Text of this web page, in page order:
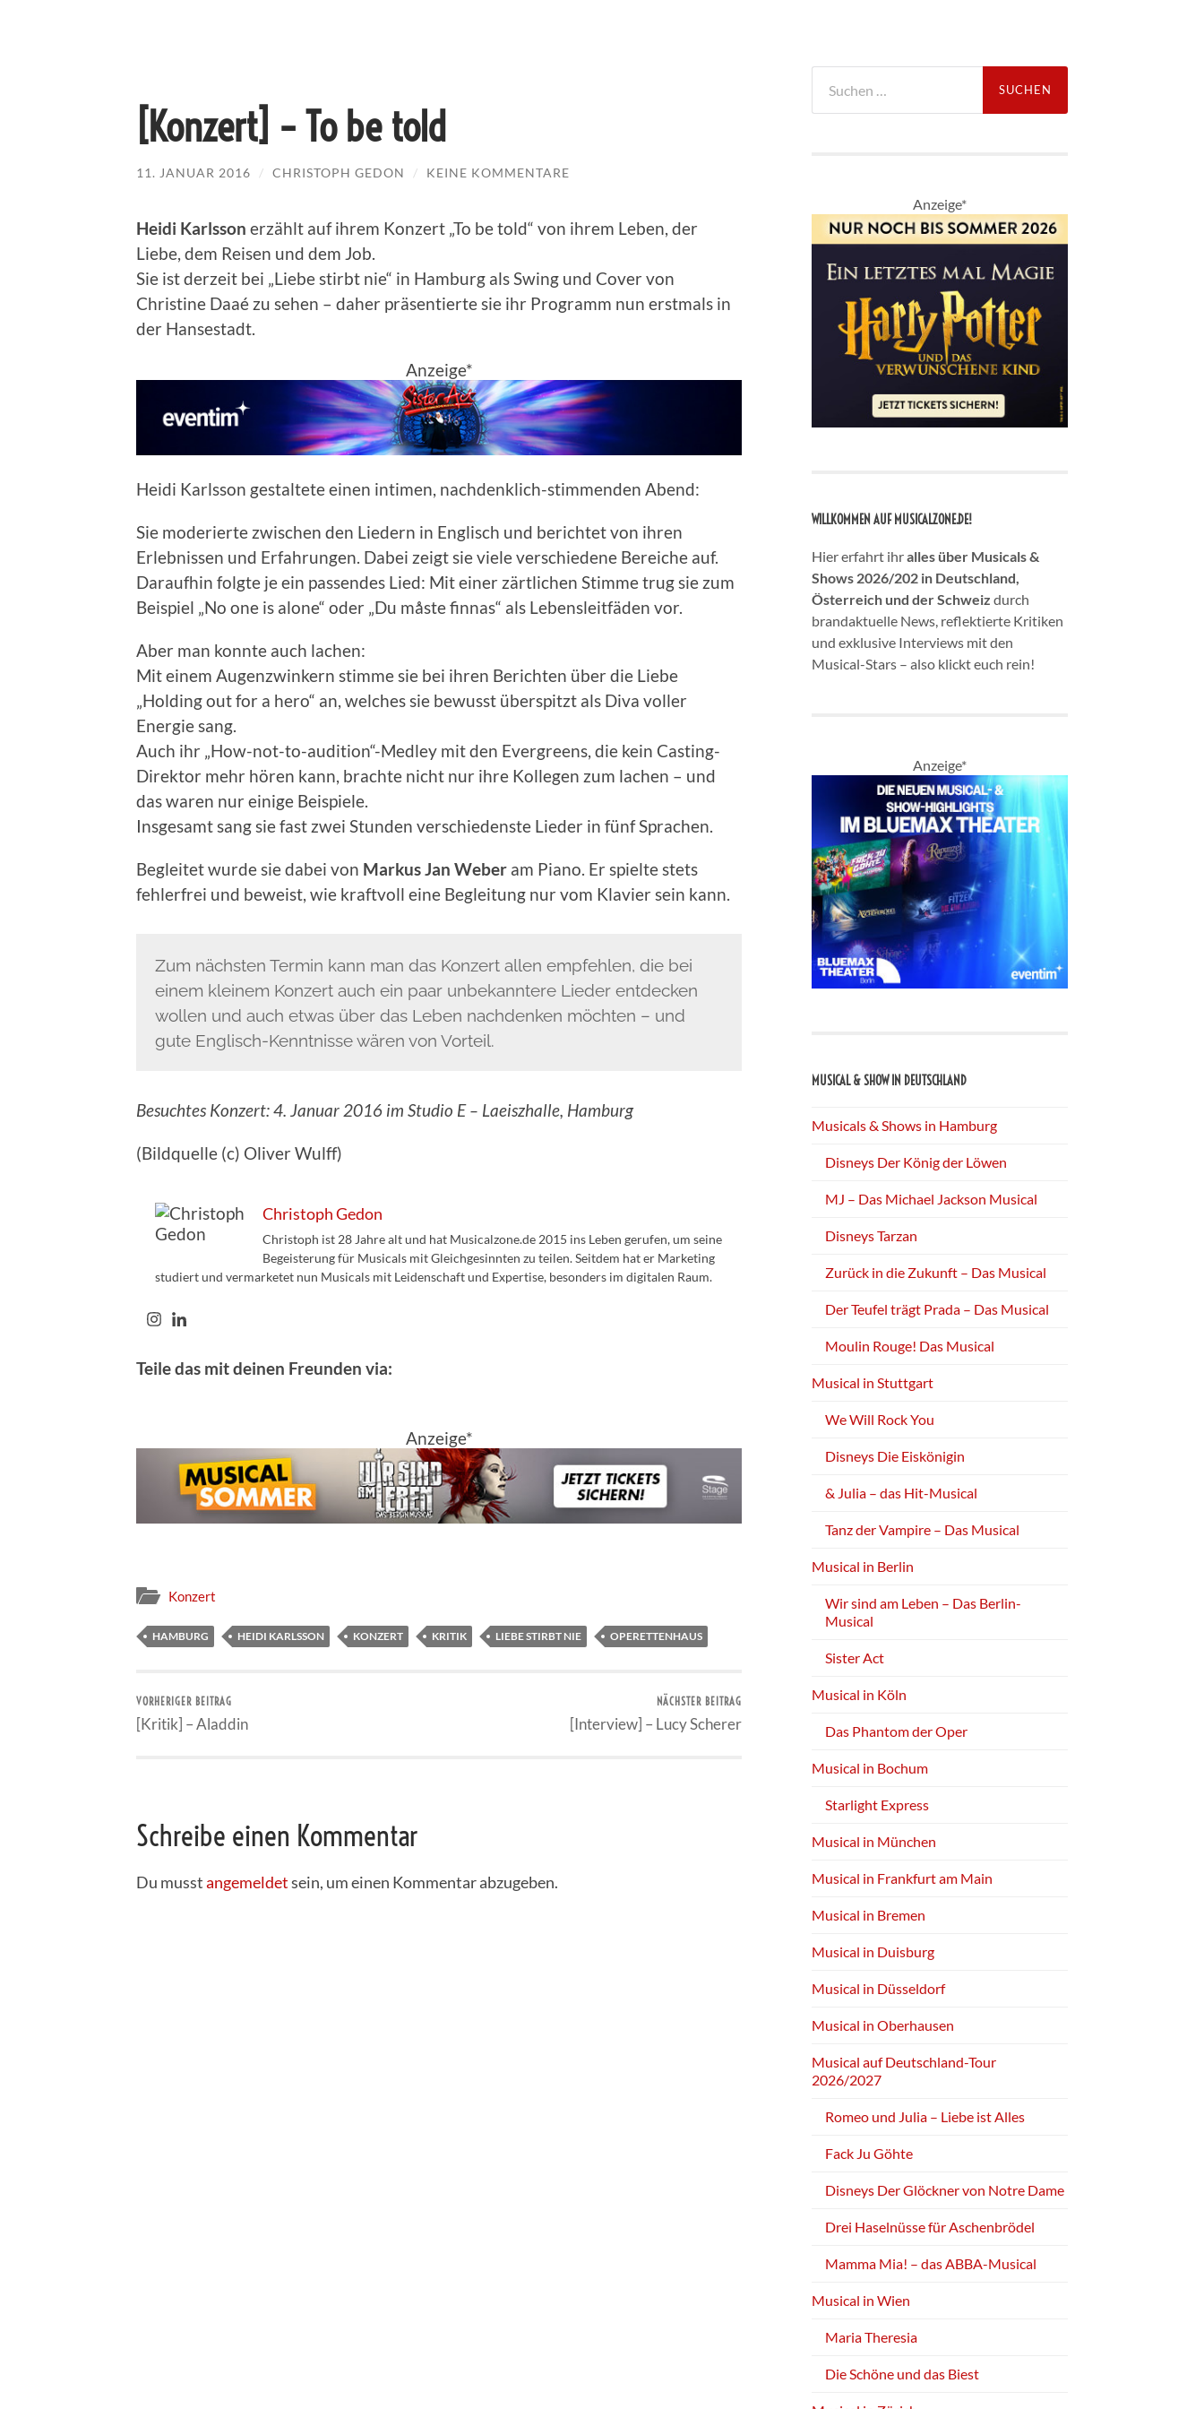
[Konzert] – To be told
11. JANUAR 2016 / CHRISTOPH GEDON / KEINE KOMMENTARE
Heidi Karlsson erzählt auf ihrem Konzert „To be told“ von ihrem Leben, der
Liebe, dem Reisen und dem Job.
Sie ist derzeit bei „Liebe stirbt nie“ in Hamburg als Swing und Cover von
Christine Daaé zu sehen – daher präsentierte sie ihr Programm nun erstmals in
der Hansestadt.
Anzeige*
Heidi Karlsson gestaltete einen intimen, nachdenklich-stimmenden Abend:
Sie moderierte zwischen den Liedern in Englisch und berichtet von ihren
Erlebnissen und Erfahrungen. Dabei zeigt sie viele verschiedene Bereiche auf.
Daraufhin folgte je ein passendes Lied: Mit einer zärtlichen Stimme trug sie zum
Beispiel „No one is alone“ oder „Du måste finnas“ als Lebensleitfäden vor.
Aber man konnte auch lachen:
Mit einem Augenzwinkern stimme sie bei ihren Berichten über die Liebe
„Holding out for a hero“ an, welches sie bewusst überspitzt als Diva voller
Energie sang.
Auch ihr „How-not-to-audition“-Medley mit den Evergreens, die kein Casting-
Direktor mehr hören kann, brachte nicht nur ihre Kollegen zum lachen – und
das waren nur einige Beispiele.
Insgesamt sang sie fast zwei Stunden verschiedenste Lieder in fünf Sprachen.
Begleitet wurde sie dabei von Markus Jan Weber am Piano. Er spielte stets
fehlerfrei und beweist, wie kraftvoll eine Begleitung nur vom Klavier sein kann.
Zum nächsten Termin kann man das Konzert allen empfehlen, die bei
einem kleinem Konzert auch ein paar unbekanntere Lieder entdecken
wollen und auch etwas über das Leben nachdenken möchten – und
gute Englisch-Kenntnisse wären von Vorteil.
Besuchtes Konzert: 4. Januar 2016 im Studio E – Laeiszhalle, Hamburg
(Bildquelle (c) Oliver Wulff)
Christoph Gedon
Christoph ist 28 Jahre alt und hat Musicalzone.de 2015 ins Leben gerufen, um seine
Begeisterung für Musicals mit Gleichgesinnten zu teilen. Seitdem hat er Marketing
studiert und vermarketet nun Musicals mit Leidenschaft und Expertise, besonders im digitalen Raum.
Teile das mit deinen Freunden via:
Anzeige*
Konzert
HAMBURG HEIDI KARLSSON KONZERT KRITIK LIEBE STIRBT NIE OPERETTENHAUS
VORHERIGER BEITRAG
[Kritik] – Aladdin
NÄCHSTER BEITRAG
[Interview] – Lucy Scherer
Schreibe einen Kommentar
Du musstangemeldetsein, um einen Kommentar abzugeben.
nach:
Anzeige*
WILLKOMMEN AUF MUSICALZONE.DE!
Hier erfahrt ihralles über Musicals &
Shows 2026/202 in Deutschland,
Österreich und der Schweiz durch
brandaktuelle News, reflektierte Kritiken
und exklusive Interviews mit den
Musical-Stars – also klickt euch rein!
Anzeige*
MUSICAL & SHOW IN DEUTSCHLAND
Musicals & Shows in Hamburg
Disneys Der König der Löwen
MJ – Das Michael Jackson Musical
Disneys Tarzan
Zurück in die Zukunft – Das Musical
Der Teufel trägt Prada – Das Musical
Moulin Rouge! Das Musical
Musical in Stuttgart
We Will Rock You
Disneys Die Eiskönigin
& Julia – das Hit-Musical
Tanz der Vampire – Das Musical
Musical in Berlin
Wir sind am Leben – Das Berlin-
Musical
Sister Act
Musical in Köln
Das Phantom der Oper
Musical in Bochum
Starlight Express
Musical in München
Musical in Frankfurt am Main
Musical in Bremen
Musical in Duisburg
Musical in Düsseldorf
Musical in Oberhausen
Musical auf Deutschland-Tour
2026/2027
Romeo und Julia – Liebe ist Alles
Fack Ju Göhte
Disneys Der Glöckner von Notre Dame
Drei Haselnüsse für Aschenbrödel
Mamma Mia! – das ABBA-Musical
Musical in Wien
Maria Theresia
Die Schöne und das Biest